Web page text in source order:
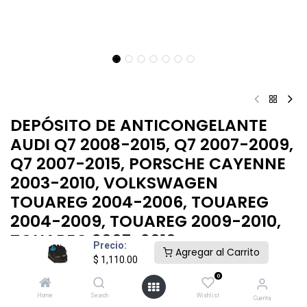
Precio:
$ 1,110.00
Agregar al Carrito
Home Search
0
Wishlist Cuenta
DEPÓSITO DE ANTICONGELANTE
AUDI Q7 2008-2015, Q7 2007-2009,
Q7 2007-2015, PORSCHE CAYENNE
2003-2010, VOLKSWAGEN
TOUAREG 2004-2006, TOUAREG
2004-2009, TOUAREG 2009-2010,
TOUAREG 2007-2010
1,110.00